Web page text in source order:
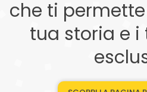
che ti
tua storia e i